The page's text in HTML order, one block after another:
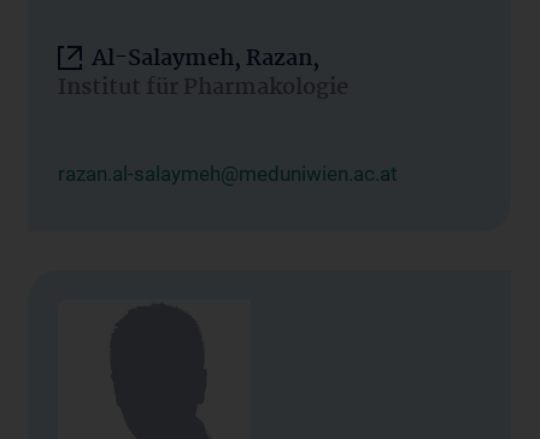
Al-Salaymeh, Razan,
Institut für Pharmakologie
razan.al-salaymeh@meduniwien.ac.at